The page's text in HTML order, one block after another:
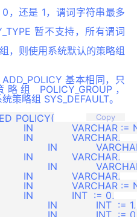
，还是 1，谓词字符串最多
暂不支持，所有谓词
，则使用系统默认的策略组
基本相同，只
POLICY_GROUP，
策略组 SYS_DEFAULT。
Copy